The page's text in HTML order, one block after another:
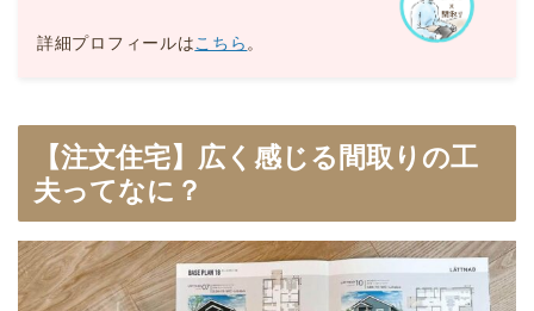
詳細プロフィールはこちら。
【注文住宅】広く感じる間取りの工
夫ってなに？